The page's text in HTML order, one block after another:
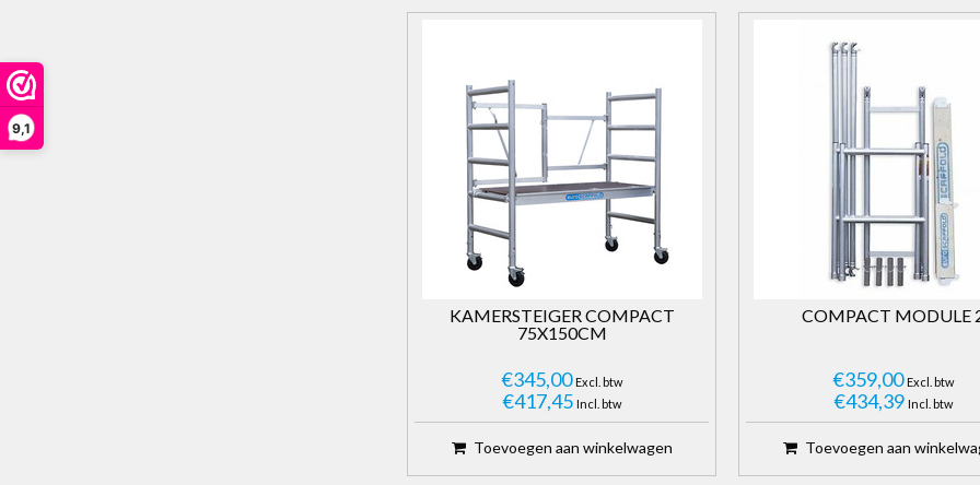
9,1
KAMERSTEIGER COMPACT
75X150CM
€345,00 Excl. btw
€417,45 Incl. btw
Toevoegen aan winkelwagen
COMPACT MODULE
€359,00 Excl. btw
€434,39 Incl. btw
Toevoegen aan